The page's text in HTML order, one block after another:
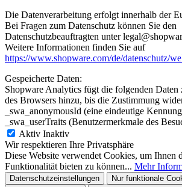
Die Datenverarbeitung erfolgt innerhalb der
Bei Fragen zum Datenschutz können Sie den
Datenschutzbeauftragten unter
Weitere Informationen finden Sie auf
https://www.shopware.com/de/datenschutz/
Gespeicherte Daten:
Shopware Analytics fügt die folgenden Daten
des Browsers hinzu, bis die Zustimmung
_swa_anonymousId (eine eindeutige
_swa_userTraits (Benutzermerkmale des
Aktiv Inaktiv
Wir respektieren Ihre Privatsphäre
Diese Website verwendet Cookies, um Ihnen
Funktionalität bieten zu können... Mehr
Datenschutzeinstellungen
Nur funktionale